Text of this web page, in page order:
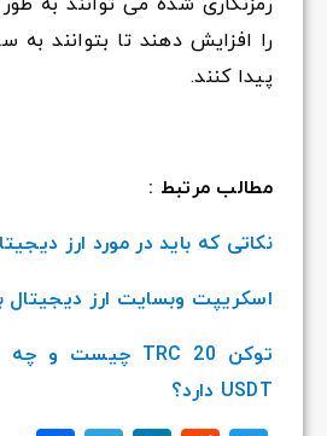
را افزایش دهند تا بتوانند
پیدا کنند.
مطالب مرتبط :
نکاتی که باید در مورد ارز
اسکریپت وبسایت ارز دیجیتال
USDT دارد؟